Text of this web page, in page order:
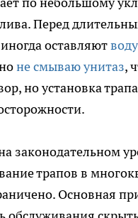
Перед
оставляют
не смываю унитаз,
но установка
законодательном
трапов в
Основная